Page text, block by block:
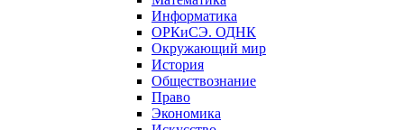
Информатика
ОРКиСЭ. ОДНК
Окружающий мир
История
Обществознание
Право
Экономика